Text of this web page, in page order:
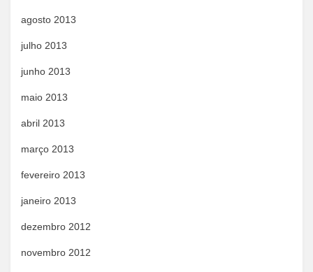
agosto 2013
julho 2013
junho 2013
maio 2013
abril 2013
março 2013
fevereiro 2013
janeiro 2013
dezembro 2012
novembro 2012